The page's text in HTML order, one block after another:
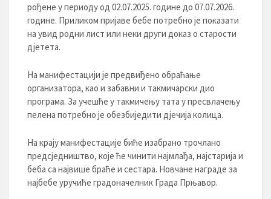
рођене у периоду од 02.07.2025. године до 07.07.2026.
године. Приликом пријаве бебе потребно је показати
на увид родни лист или неки други доказ о старости
дјетета.
На манифестацији је предвиђено обраћање
организатора, као и забавни и такмичарски дио
програма. За учешће у такмичењу тата у пресвлачењу
пелена потребно је обезбиједити дјечија колица.
На крају манифестације биће изабрано трочлано
предсједништво, које ће чинити најмлађа, најстарија и
беба са највише браће и сестара. Новчане награде за
најбебе уручиће градоначелник Града Прњавор.